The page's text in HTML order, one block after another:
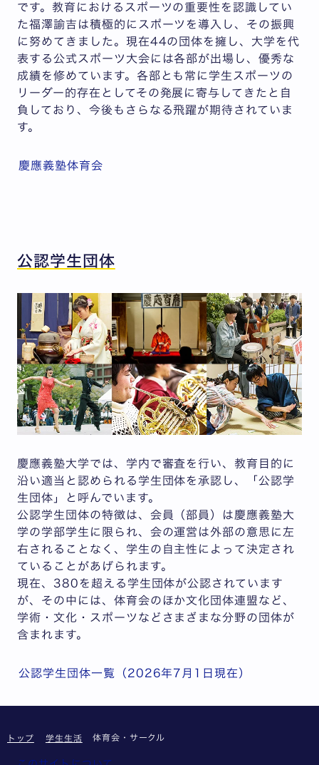
です。教育におけるスポーツの重要性を認識してい
た福澤諭吉は積極的にスポーツを導入し、その振興
に努めてきました。現在44の団体を擁し、大学を代
表する公式スポーツ大会には各部が出場し、優秀な
成績を修めています。各部とも常に学生スポーツの
リーダー的存在としてその発展に寄与してきたと自
負しており、今後もさらなる飛躍が期待されていま
す。
慶應義塾体育会
公認学生団体
慶應義塾大学では、学内で審査を行い、教育目的に
沿い適当と認められる学生団体を承認し、「公認学
生団体」と呼んでいます。
公認学生団体の特徴は、会員（部員）は慶應義塾大
学の学部学生に限られ、会の運営は外部の意思に左
右されることなく、学生の自主性によって決定され
ていることがあげられます。
現在、380を超える学生団体が公認されています
が、その中には、体育会のほか文化団体連盟など、
学術・文化・スポーツなどさまざまな分野の団体が
含まれます。
公認学生団体一覧（2026年7月1日現在）
トップ 学生生活 体育会・サークル